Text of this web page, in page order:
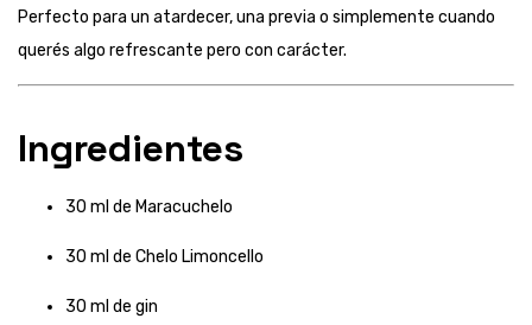
Perfecto para un atardecer, una previa o simplemente cuando
querés algo refrescante pero con carácter.
Ingredientes
30 ml de Maracuchelo
30 ml de Chelo Limoncello
30 ml de gin